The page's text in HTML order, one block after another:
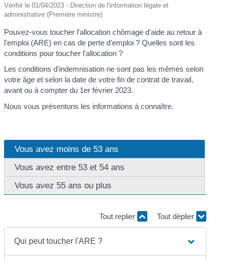
Vérifié le 01/04/2023 - Direction de l'information légale et
administrative (Première ministre)
Pouvez-vous toucher l'allocation chômage d'aide au retour à
l'emploi (ARE) en cas de perte d'emploi ? Quelles sont les
conditions pour toucher l'allocation ?
Les conditions d'indemnisation ne sont pas les mêmes selon
votre âge et selon la date de votre fin de contrat de travail,
avant ou à compter du 1er février 2023.
Nous vous présentons les informations à connaître.
Vous avez moins de 53 ans
Vous avez entre 53 et 54 ans
Vous avez 55 ans ou plus
Tout replier Tout déplier
Qui peut toucher l'ARE ?